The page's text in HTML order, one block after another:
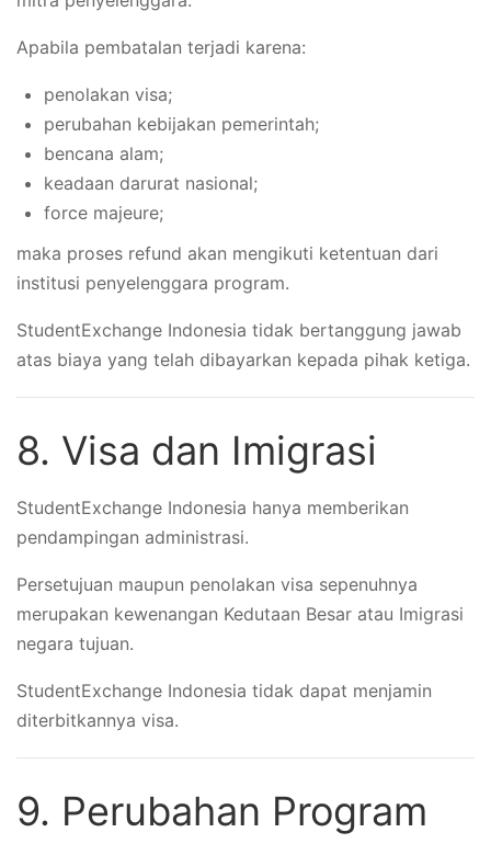
Apabila pembatalan terjadi karena:
penolakan visa;
perubahan kebijakan pemerintah;
bencana alam;
keadaan darurat nasional;
force majeure;
maka proses refund akan mengikuti ketentuan dari
institusi penyelenggara program.
StudentExchange Indonesia tidak bertanggung jawab
atas biaya yang telah dibayarkan kepada pihak ketiga.
8. Visa dan Imigrasi
StudentExchange Indonesia hanya memberikan
pendampingan administrasi.
Persetujuan maupun penolakan visa sepenuhnya
merupakan kewenangan Kedutaan Besar atau Imigrasi
negara tujuan.
StudentExchange Indonesia tidak dapat menjamin
diterbitkannya visa.
9. Perubahan Program